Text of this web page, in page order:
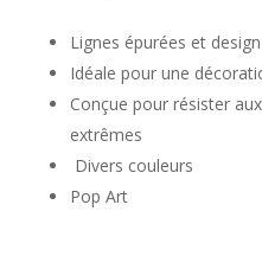
Lignes épurées et
Idéale pour une
Conçue pour résister
extrêmes
Divers couleurs
Pop Art